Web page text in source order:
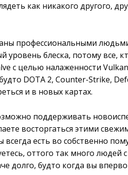
как никакого другого,
профессиональными
блеска, потому все,
с целью налаженности
DOTA 2, Counter-Strike,
и в новых картах.
поддерживать
восторгаться этими
есть во собственно
оттого так много людей
долго, будто когда вы